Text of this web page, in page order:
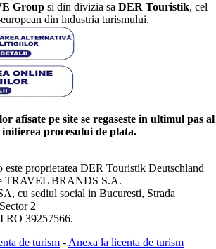
Group si din divizia sa DER Touristik, cel
din industria turismului.
afisate pe site se regaseste in ultimul pas al
procesului de plata.
proprietatea DER Touristik Deutschland
TRAVEL BRANDS S.A.
cu sediul social in Bucuresti, Strada
2
RO 39257566.
de turism - Anexa la licenta de turism